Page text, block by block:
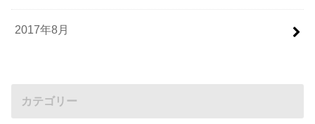
2017年8月
カテゴリー